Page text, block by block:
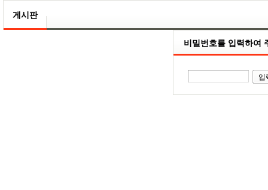
게시판
비밀번호를 입력하여